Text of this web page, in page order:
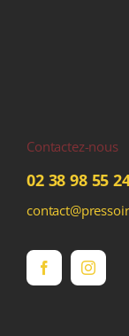
Contactez-nous
02 38 98 55